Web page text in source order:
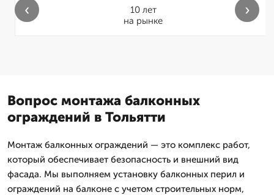
10 лет
на рынке
‹ ›
Вопрос монтажа балконных
ограждений в Тольятти
Монтаж балконных ограждений — это комплекс работ,
который обеспечивает безопасность и внешний вид
фасада. Мы выполняем установку балконных перил и
ограждений на балконе с учетом строительных норм,